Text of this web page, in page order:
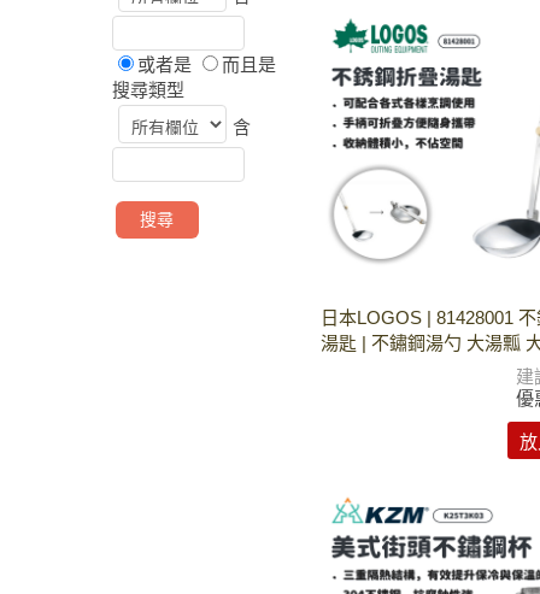
或者是
而且是
搜尋類型
含
日本LOGOS | 81428001
湯匙 | 不鏽鋼湯勺 大湯瓢
建
優